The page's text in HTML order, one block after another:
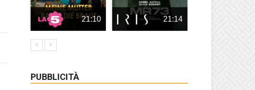
21:10 21:14
PUBBLICITÀ